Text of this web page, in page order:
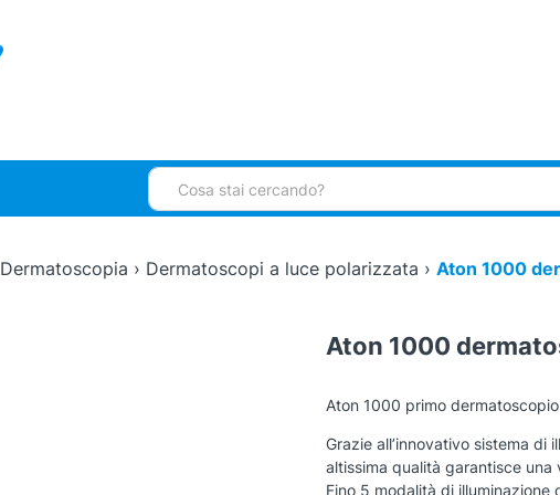
Cerca:
Dermatoscopia › Dermatoscopi a luce polarizzata › Aton 1000
Aton 1000
Aton 1000 primo
Grazie all’innovativo sistema di
altissima qualità garantisce una
Fino 5 modalità di